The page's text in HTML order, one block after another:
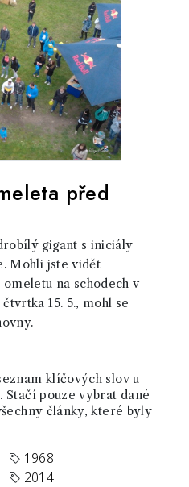
před
gigant s iniciály
Mohli jste vidět
na schodech v
15. 5., mohl se
klíčových slov u
Stačí pouze vybrat dané
články, které byly
1968
2014